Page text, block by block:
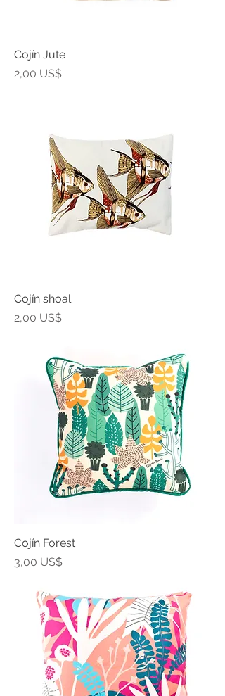
Cojín Jute
Precio
2,00 US$
Cojín shoal
Precio
2,00 US$
Cojín Forest
Precio
3,00 US$